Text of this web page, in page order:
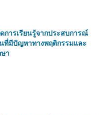
ารเรียนรู้จากประสบการณ์
นที่มีปัญหาทางพฤติกรรมและ
า